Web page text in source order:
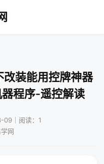
装能用控牌神器
程序-遥控解读
09｜阅读：1
网